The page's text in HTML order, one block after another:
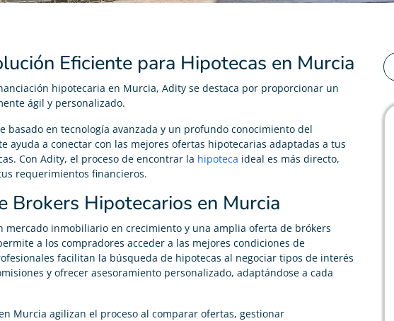
Eficiente para Hipotecas en Murcia
hipotecaria en Murcia, Adity se destaca por proporcionar un
ágil y personalizado.
basado en tecnología avanzada y un profundo conocimiento del
ayuda a conectar con las mejores ofertas hipotecarias adaptadas a tus
Con Adity, el proceso de encontrar la hipoteca ideal es más directo,
requerimientos financieros.
Brokers Hipotecarios en Murcia
mercado inmobiliario en crecimiento y una amplia oferta de brókers
a los compradores acceder a las mejores condiciones de
facilitan la búsqueda de hipotecas al negociar tipos de interés
y ofrecer asesoramiento personalizado, adaptándose a cada
Murcia agilizan el proceso al comparar ofertas, gestionar